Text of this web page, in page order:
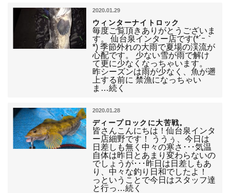
2020.01.29
ウィンターナイトロック
毎度ご覧頂きありがとうございま
す。 仙台泉インター店です(*´ｰ｀
*) 季節外れの大雨で夏場の渓流が
心配です。 少ない雪が雨で解け
て更に少なくなっちゃいます。
昨シーズンは雨が少なく、魚が遡
上する前に 禁漁になっちゃい
ま…続く
2020.01.28
ディープロックに大苦戦。
皆さんこんにちは！仙台泉インタ
ー店細野です！ ううぅ、今日は
日差しも無く中々の寒さ･･･気温
自体は昨日とあまり変わらないの
でしょうが･･･昨日は日差しもあ
り、中々な釣り日和でしたよ！
っということで今日はスタッフ達
と行っ…続く